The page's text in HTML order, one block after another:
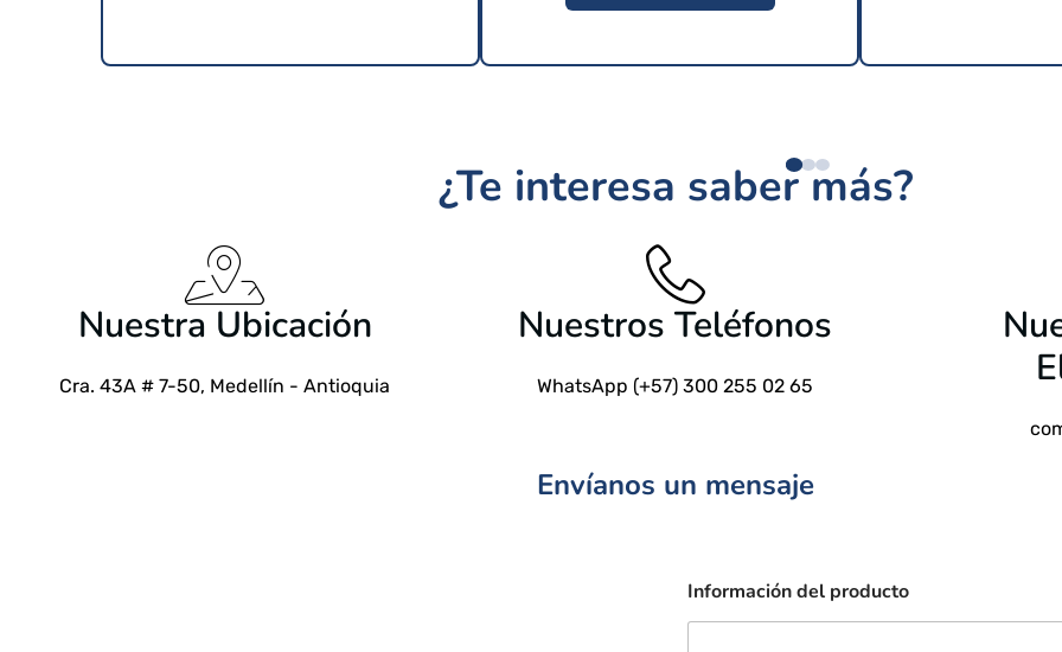
¿Te interesa saber más?
Nuestra Ubicación
Cra. 43A # 7-50, Medellín - Antioquia
Nuestros Teléfonos
WhatsApp (+57) 300 255 02 65
Envíanos un mensaje
Información del producto